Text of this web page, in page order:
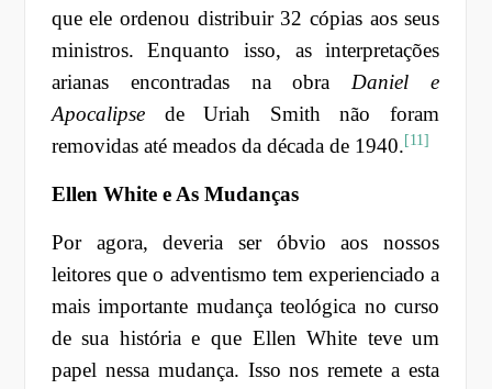
que ele ordenou distribuir 32 cópias aos seus
ministros. Enquanto isso, as interpretações
arianas encontradas na obra Daniel e
Apocalipsede Uriah Smith não foram
removidas até meados da década de 1940. [11]
Ellen White e As Mudanças
Por agora, deveria ser óbvio aos nossos
leitores que o adventismo tem experienciado a
mais importante mudança teológica no curso
de sua história e que Ellen White teve um
papel nessa mudança. Isso nos remete a esta